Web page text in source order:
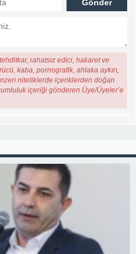
rahatsız edici, hakaret ve
kaba, pornografik, ahlaka aykırı,
niteliklerde içeriklerden doğan
içeriği gönderen Üye/Üyeler’e